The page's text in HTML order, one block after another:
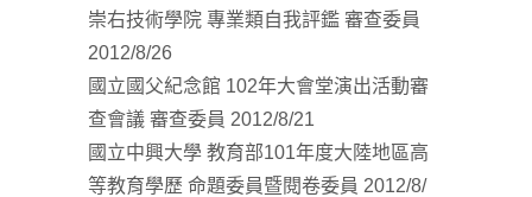
崇右技術學院 專業類自我評鑑 審查委員
2012/8/26
國立國父紀念館 102年大會堂演出活動審
查會議 審查委員 2012/8/21
國立中興大學 教育部101年度大陸地區高
等教育學歷 命題委員暨閱卷委員 2012/8/